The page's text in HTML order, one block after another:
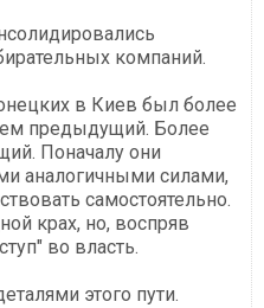
компаний.
в Киев был более
предыдущий. Более
Поначалу они
аналогичными силами,
самостоятельно.
крах, но, воспряв
во власть.
этого пути.